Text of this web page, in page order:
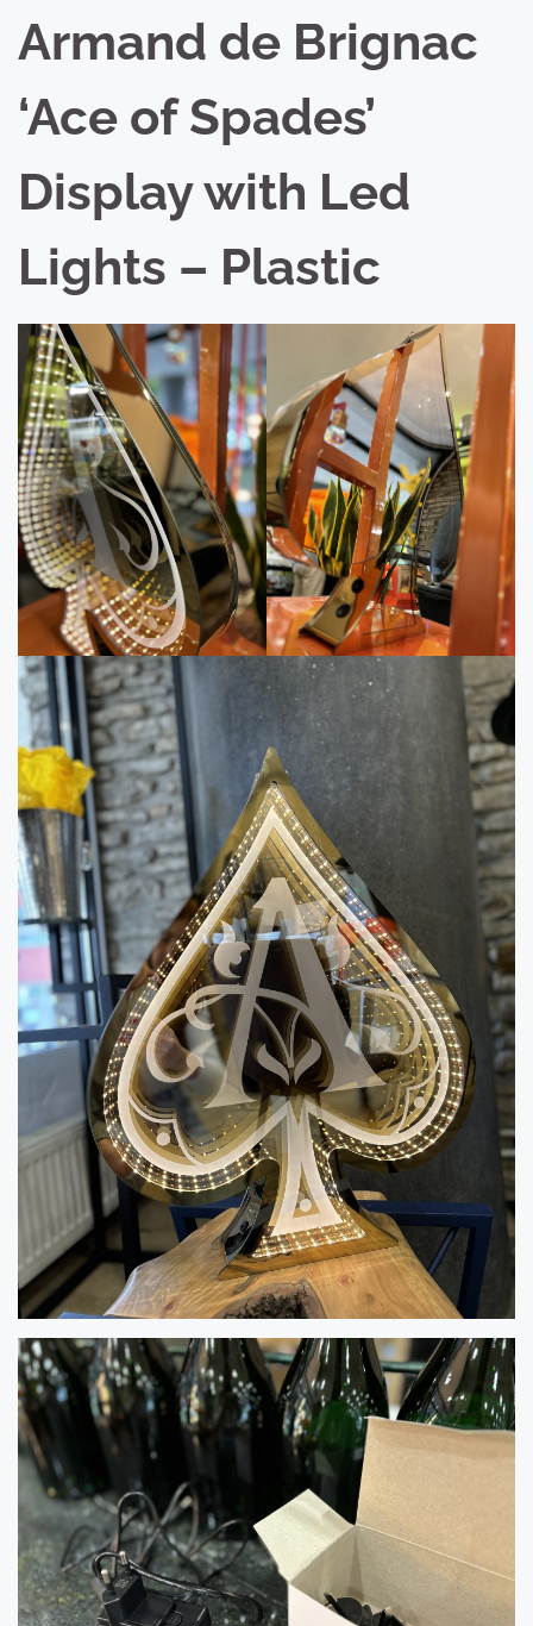
Armand de Brignac
‘Ace of Spades’
Display with Led
Lights – Plastic